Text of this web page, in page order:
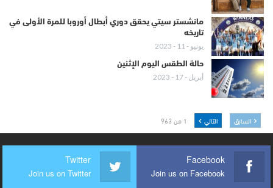
مانشستر سيتي يحقق دوري أبطال أوروبا للمرة الأولى في
تاريخه
يونيو - 11 - 2023
حالة الطقس اليوم الإثنين
أبريل - 17 - 2023
السابق التالي 1 من 963
Facebook
Join us on Facebook
Twitter
Join us on Twitter